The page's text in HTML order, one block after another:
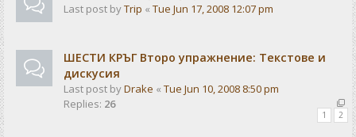
Last post byTrip « Tue Jun 17, 2008 12:07 pm
ШЕСТИ КРЪГ Второ упражнение: Текстове и
дискусия
Last post byDrake « Tue Jun 10, 2008 8:50 pm
Replies: 26
1 2